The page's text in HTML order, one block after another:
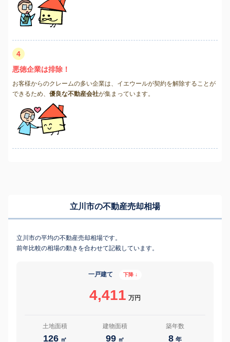
4
悪徳企業は排除！
お客様からのクレームの多い企業は、イエウールが契約を解除することが
できるため、 優良な不動産会社が集まっています。
立川市の不動産売却相場
立川市の平均の不動産売却相場です。
前年比較の相場の動きを合わせて記載しています。
一戸建て 下降 ↓
4,411 万円
土地面積
126 ㎡
建物面積
99 ㎡
築年数
8 年